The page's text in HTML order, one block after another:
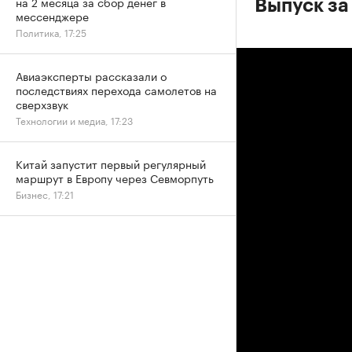
Выпуск
мессенджере
Политика, 17:25
Авиаэксперты рассказали о
последствиях перехода самолетов на
сверхзвук
Технологии и медиа, 17:23
Китай запустит первый регулярный
маршрут в Европу через Севморпуть
Бизнес, 17:21